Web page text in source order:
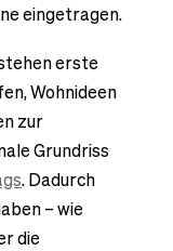
eingetragen.
erste
Wohnideen
zur
Grundriss
. Dadurch
– wie
die